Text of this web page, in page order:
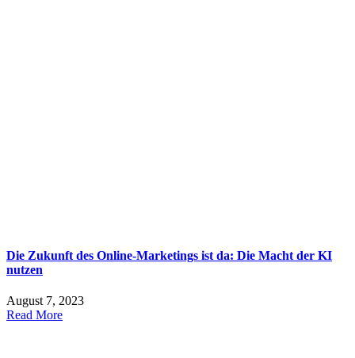
Die Zukunft des Online-Marketings ist da: Die Macht der KI
nutzen
August 7, 2023
Read More